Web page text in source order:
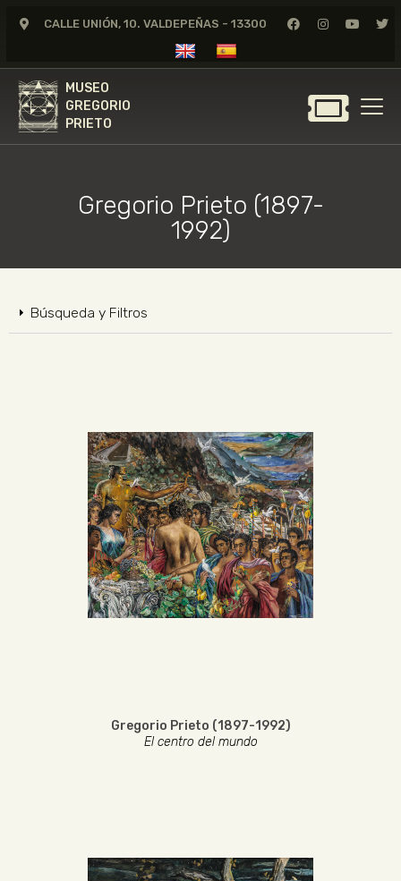
CALLE UNIÓN, 10. VALDEPEÑAS - 13300
MUSEO
GREGORIO
PRIETO
MUSEO
GREGORIO
GREGORIO PRIETO
ARCHIVO
CERTAMEN DE DIBUJO
NOTICIAS
Gregorio Prieto (1897-
1992)
Búsqueda y Filtros
Gregorio Prieto (1897-1992)
El centro del mundo